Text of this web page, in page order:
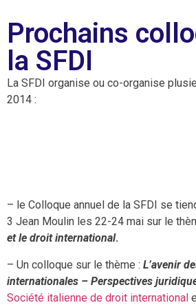
Prochains
la SFDI
La SFDI organise ou co-organise
2014 :
– le Colloque annuel de la SFDI se
3 Jean Moulin les 22-24 mai sur le
et le droit international.
– Un colloque sur le thème : L’avenir
internationales – Perspectives
Société italienne de droit international